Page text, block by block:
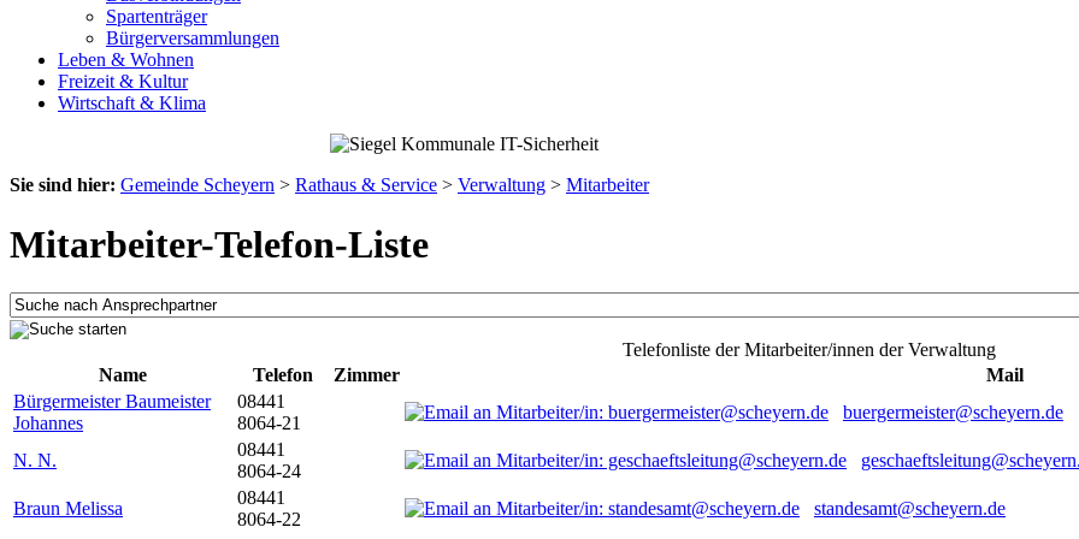
Spartenträger
Bürgerversammlungen
Leben & Wohnen
Freizeit & Kultur
Wirtschaft & Klima
Sie sind hier: Gemeinde Scheyern > Rathaus & Service > Verwaltung > Mitarbeiter
Mitarbeiter-Telefon-Liste
Telefonliste der Mitarbeiter/innen der Verwaltung
Name
Telefon Zimmer
Mail
Bürgermeister Baumeister
Johannes
08441
8064-21
buergermeister@scheyern.de
N. N.
08441
8064-24
Braun Melissa
08441
8064-22
standesamt@scheyern.de